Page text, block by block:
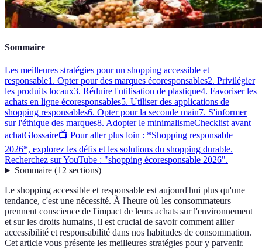
Sommaire
Les meilleures stratégies pour un shopping accessible et
responsable1. Opter pour des marques écoresponsables2. Privilégier
les produits locaux3. Réduire l'utilisation de plastique4. Favoriser les
achats en ligne écoresponsables5. Utiliser des applications de
shopping responsables6. Opter pour la seconde main7. S'informer
sur l'éthique des marques8. Adopter le minimalismeChecklist avant
achatGlossaire📺 Pour aller plus loin : *Shopping responsable
2026*, explorez les défis et les solutions du shopping durable.
Recherchez sur YouTube : "shopping écoresponsable 2026".
Sommaire(12 sections)
Le shopping accessible et responsable est aujourd'hui plus qu'une
tendance, c'est une nécessité. À l'heure où les consommateurs
prennent conscience de l'impact de leurs achats sur l'environnement
et sur les droits humains, il est crucial de savoir comment allier
accessibilité et responsabilité dans nos habitudes de consommation.
Cet article vous présente les meilleures stratégies pour y parvenir.